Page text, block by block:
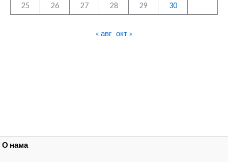
25 26 27 28 29 30
« авг окт »
О нама